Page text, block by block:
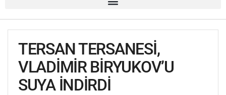
TERSAN TERSANESİ,
VLADİMİR BİRYUKOV’U
SUYA İNDİRDİ